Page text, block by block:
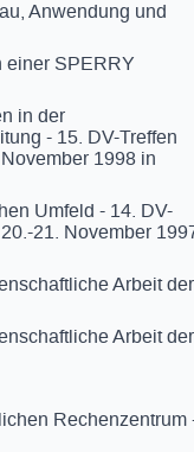
Anwendung und
einer SPERRY
in der
- 15. DV-Treffen
1998 in
Umfeld - 14. DV-
21. November
Arbeit der
Arbeit der
Rechenzentrum